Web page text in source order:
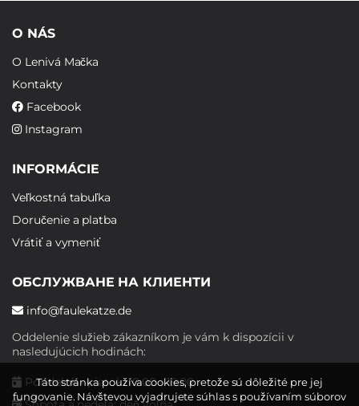
O NÁS
O Lenivá Mačka
Kontakty
Facebook
Instagram
INFORMÁCIE
Veľkostná tabuľka
Doručenie a platba
Vrátiť a vymeniť
ОБСЛУЖВАНЕ НА КЛИЕНТИ
info@faulekatze.de
Oddelenie služieb zákazníkom je vám k dispozícii v
nasledujúcich hodinách:
Pondelok - piatok: 10:00 - 19:00
Táto stránka používa cookies, pretože sú dôležité pre jej
fungovanie. Návštevou vyjadrujete súhlas s používaním súborov